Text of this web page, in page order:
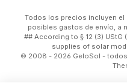
Todos los precios incluyen el
posibles gastos de envío, a
## According to § 12 (3)
supplies of solar
© 2008 - 2026 GeloSol -